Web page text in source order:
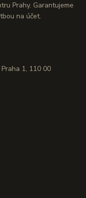
Prahy. Garantujeme
na účet.
1, 110 00